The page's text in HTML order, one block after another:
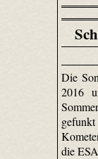
Die
2016
die